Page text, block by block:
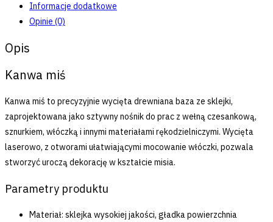
Informacje dodatkowe
Opinie (0)
Opis
Kanwa miś
Kanwa miś to precyzyjnie wycięta drewniana baza ze sklejki,
zaprojektowana jako sztywny nośnik do prac z wełną czesankową,
sznurkiem, włóczką i innymi materiałami rękodzielniczymi. Wycięta
laserowo, z otworami ułatwiającymi mocowanie włóczki, pozwala
stworzyć uroczą dekorację w kształcie misia.
Parametry produktu
Materiał: sklejka wysokiej jakości, gładka powierzchnia